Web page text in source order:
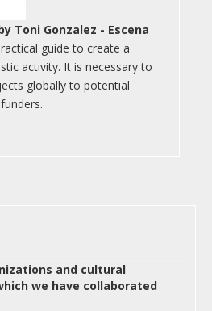
Toni Gonzalez - Escena
guide to create a
activity. It is necessary to
globally to potential
and cultural
we have collaborated